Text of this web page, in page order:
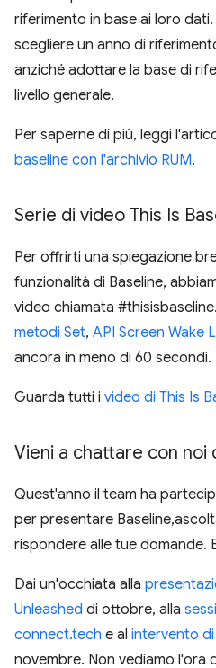
riferimento in base ai loro
scegliere un anno di
anziché adottare la base di
livello generale.
Per saperne di più, leggi
baseline con l'archivio RUM.
Serie di video This Is
Per offrirti una spiegazione
funzionalità di Baseline,
video chiamata
metodi Set, API Screen Wake
ancora in meno di 60 secondi.
Guarda tutti i video di This Is
Vieni a chattare con noi
Quest'anno il team ha
per presentare
rispondere alle tue domande.
Dai un'occhiata alla
Unleashed di ottobre, alla
connect.tech e al intervento
novembre. Non vediamo l'ora